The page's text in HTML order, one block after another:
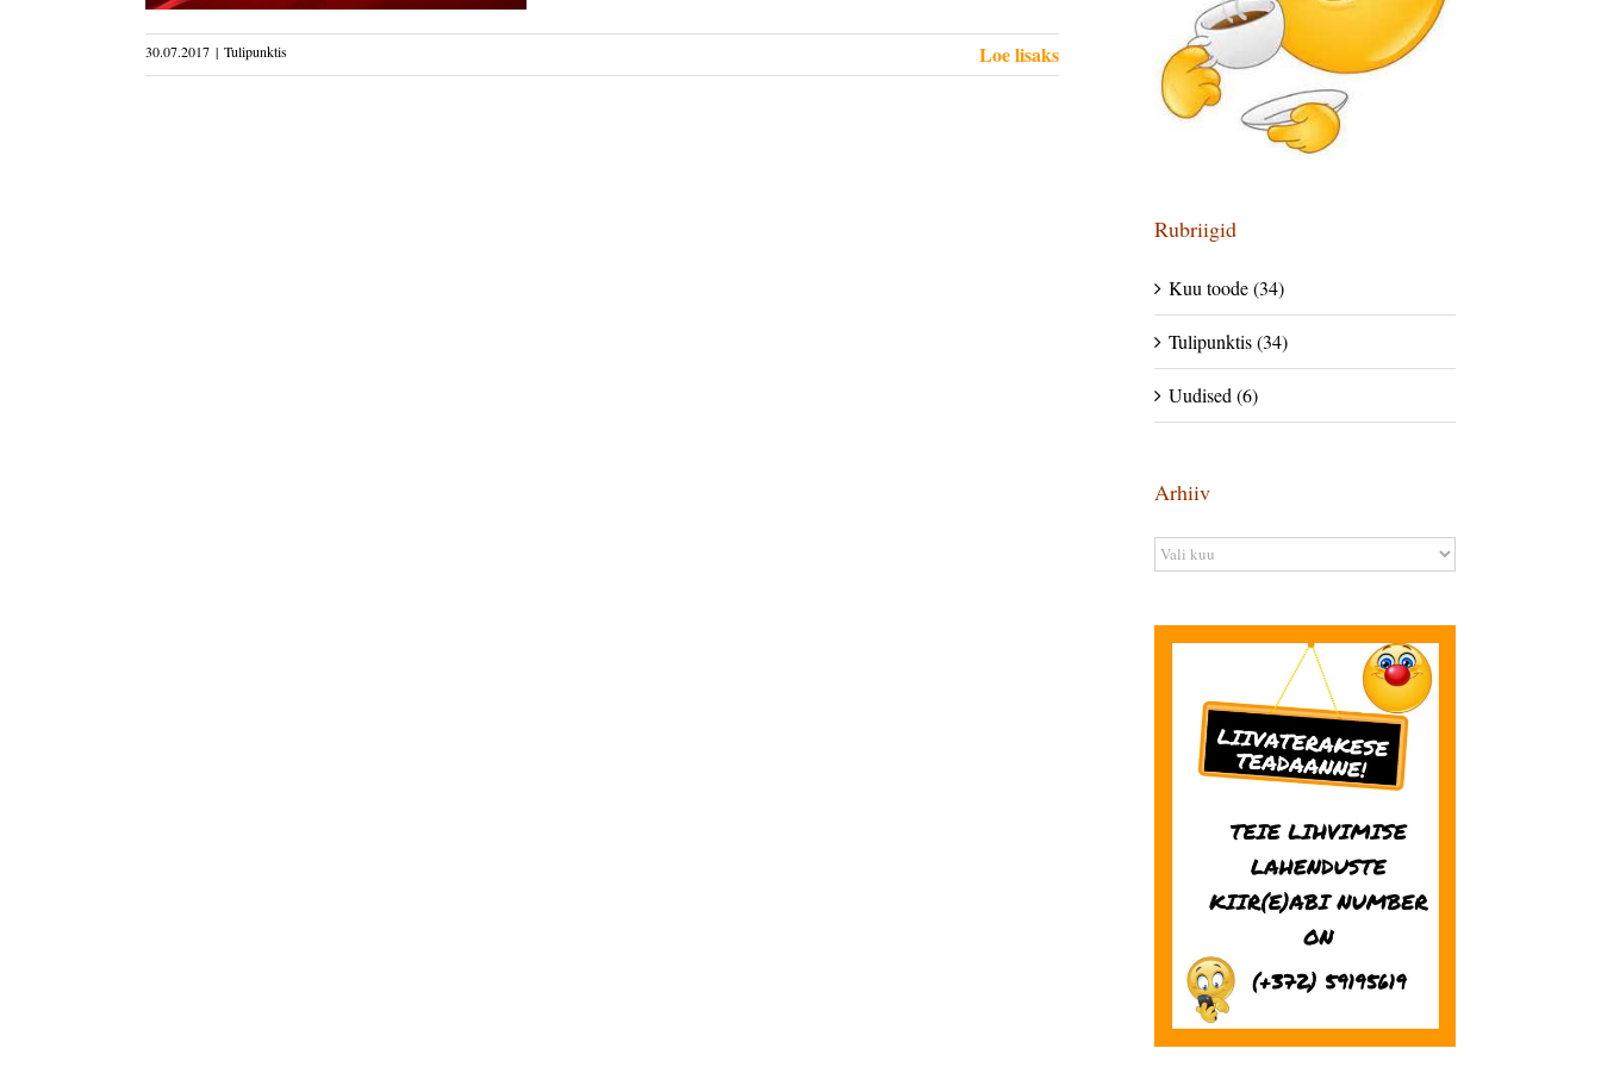
30.07.2017 | Tulipunktis Loe lisaks
Rubriigid
Kuu toode (34)
Tulipunktis (34)
Uudised (6)
Arhiiv
Arhiiv